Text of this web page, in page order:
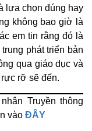
lựa chọn đúng hay
không bao giờ là
em tin rằng đó là
phát triển bản
qua giáo dục và
rỡ sẽ đến.
Truyền thông
vào ĐÂY